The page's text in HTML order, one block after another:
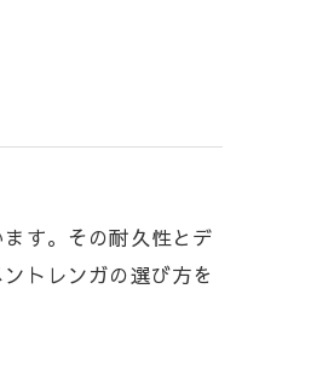
す。その耐久性とデ
トレンガの選び方を